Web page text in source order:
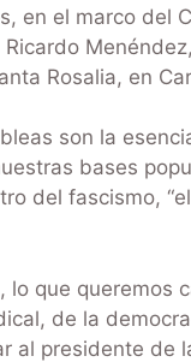
en el marco del
Rosalia, en
son la
bases
del fascismo,
que queremos
de la
al presidente de